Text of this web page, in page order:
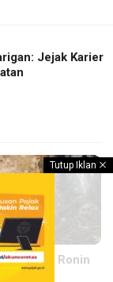
Jejak Karier
Pedang Ronin
Tutup Iklan